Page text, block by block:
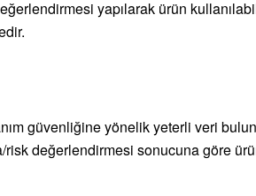
yapılarak ürün
güvenliğine yönelik yeterli veri
değerlendirmesi sonucuna göre